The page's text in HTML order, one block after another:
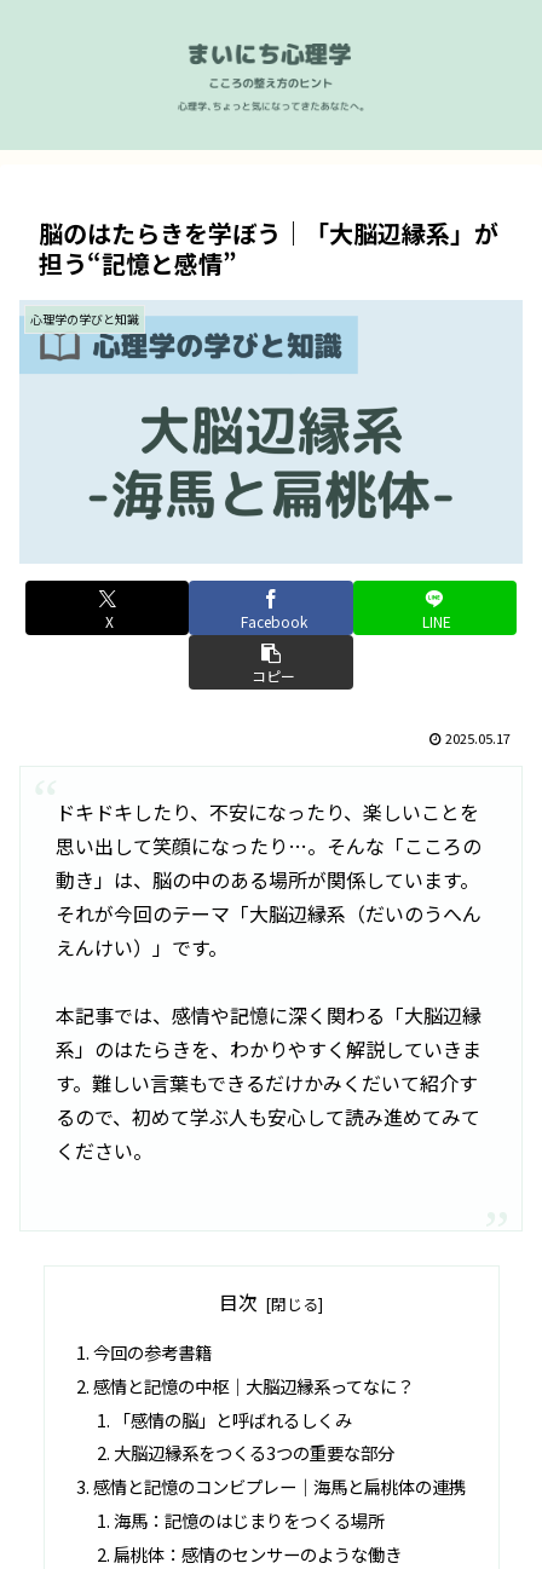
脳のはたらきを学ぼう｜「大脳辺縁系」が
担う“記憶と感情”
心理学の学びと知識
X Facebook LINE
コピー
2025.05.17
ドキドキしたり、不安になったり、楽しいことを
思い出して笑顔になったり…。そんな「こころの
動き」は、脳の中のある場所が関係しています。
それが今回のテーマ「大脳辺縁系（だいのうへん
えんけい）」です。
本記事では、感情や記憶に深く関わる「大脳辺縁
系」のはたらきを、わかりやすく解説していきま
す。難しい言葉もできるだけかみくだいて紹介す
るので、初めて学ぶ人も安心して読み進めてみて
ください。
目次
今回の参考書籍
感情と記憶の中枢｜大脳辺縁系ってなに？
「感情の脳」と呼ばれるしくみ
大脳辺縁系をつくる3つの重要な部分
感情と記憶のコンビプレー｜海馬と扁桃体の連携
海馬：記憶のはじまりをつくる場所
扁桃体：感情のセンサーのような働き